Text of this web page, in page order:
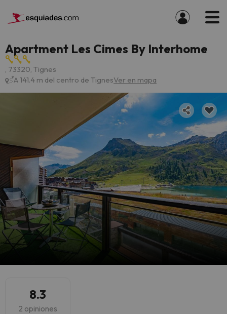
Apartment Les Cimes By Interhome
, 73320, Tignes
A 141.4 m del centro de TignesVer en mapa
8.3
2 opiniones